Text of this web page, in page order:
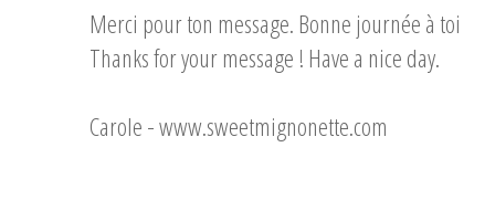
Merci pour ton message. Bonne journée à toi
Thanks for your message ! Have a nice day.
Carole -www.sweetmignonette.com